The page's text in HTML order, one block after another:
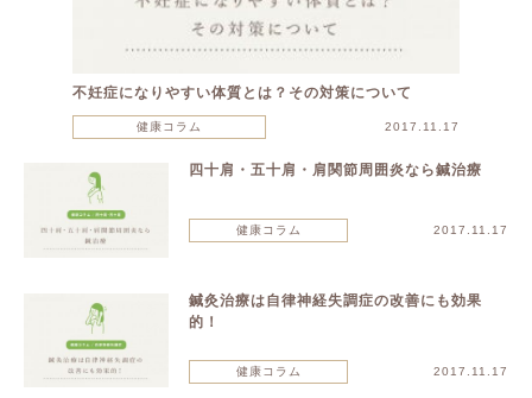
不妊症になりやすい体質とは？その対策について
健康コラム 2017.11.17
四十肩・五十肩・肩関節周囲炎なら鍼治療
健康コラム 2017.11.17
鍼灸治療は自律神経失調症の改善にも効果
的！
健康コラム 2017.11.17